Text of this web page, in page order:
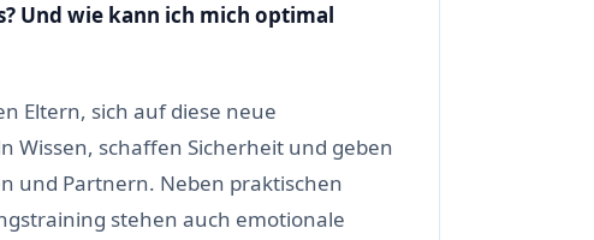
Und wie kann ich mich optimal
Eltern, sich auf diese neue
Wissen, schaffen Sicherheit und geben
und Partnern. Neben praktischen
stehen auch emotionale